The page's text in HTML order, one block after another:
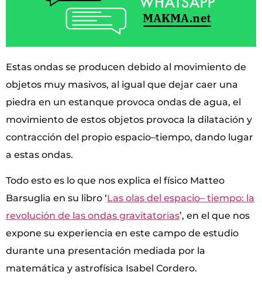
Estas ondas se producen debido al movimiento de
objetos muy masivos, al igual que dejar caer una
piedra en un estanque provoca ondas de agua, el
movimiento de estos objetos provoca la dilatación y
contracción del propio espacio–tiempo, dando lugar
a estas ondas.
Todo esto es lo que nos explica el físico Matteo
Barsuglia en su libro ‘Las olas del espacio– tiempo: la
revolución de las ondas gravitatorias’, en el que nos
expone su experiencia en este campo de estudio
durante una presentación mediada por la
matemática y astrofísica Isabel Cordero.